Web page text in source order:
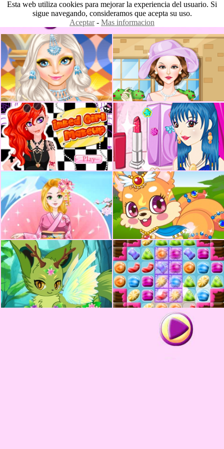
Esta web utiliza cookies para mejorar la experiencia del usuario. Si
sigue navegando, consideramos que acepta su uso.
Aceptar- Mas informacion